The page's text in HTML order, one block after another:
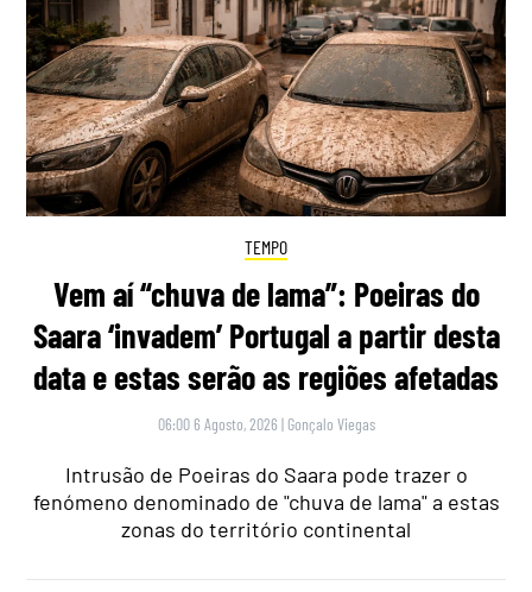
TEMPO
Vem aí “chuva de lama”: Poeiras do
Saara ‘invadem’ Portugal a partir desta
data e estas serão as regiões afetadas
06:00 6 Agosto, 2026 | Gonçalo Viegas
Intrusão de Poeiras do Saara pode trazer o
fenómeno denominado de "chuva de lama" a estas
zonas do território continental